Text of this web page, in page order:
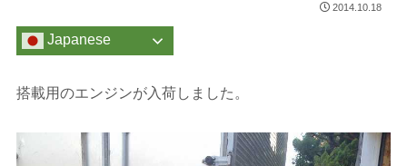
2014.10.18
Japanese
搭載用のエンジンが入荷しました。